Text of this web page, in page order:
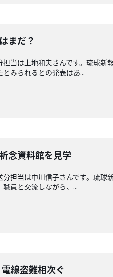
まだ？
当は上地和夫さんです。琉球
みられるとの発表はあ...
念資料館を見学
担当は中川信子さんです。琉球
員と交流しながら、...
線盗難相次ぐ